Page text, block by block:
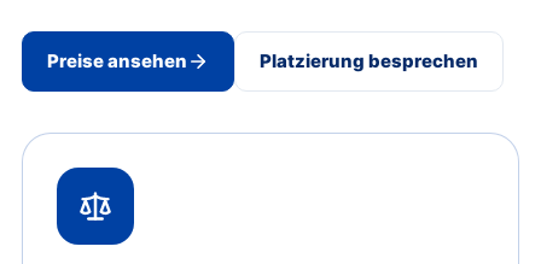
Preise ansehen Platzierung besprechen